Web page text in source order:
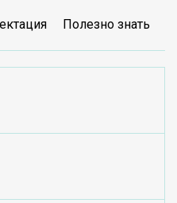
Полезно знать